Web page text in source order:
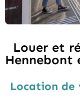
Louer et
Hennebont
Location de